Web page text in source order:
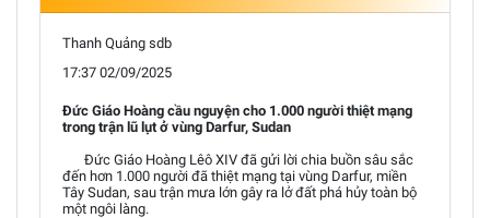
Thanh Quảng sdb
17:37 02/09/2025
Đức Giáo Hoàng cầu nguyện cho 1.000 người thiệt mạng
trong trận lũ lụt ở vùng Darfur, Sudan
Đức Giáo Hoàng Lêô XIV đã gửi lời chia buồn sâu sắc
đến hơn 1.000 người đã thiệt mạng tại vùng Darfur, miền
Tây Sudan, sau trận mưa lớn gây ra lở đất phá hủy toàn bộ
một ngôi làng.